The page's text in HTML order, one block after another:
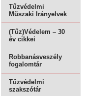
Tűzvédelmi
Műszaki Irányelvek
(Tűz)Védelem – 30
év cikkei
Robbanásveszély
fogalomtár
Tűzvédelmi
szakszótár